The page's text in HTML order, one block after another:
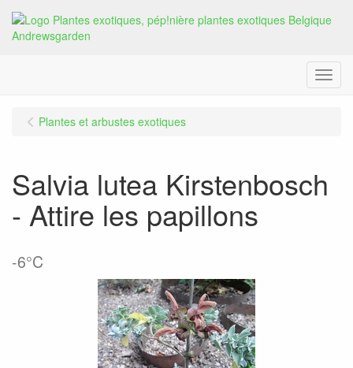
Menu
Plantes et arbustes exotiques
Salvia lutea Kirstenbosch
- Attire les papillons
-6°C